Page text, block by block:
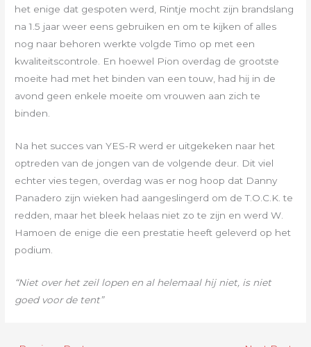
het enige dat gespoten werd, Rintje mocht zijn brandslang
na 1.5 jaar weer eens gebruiken en om te kijken of alles
nog naar behoren werkte volgde Timo op met een
kwaliteitscontrole. En hoewel Pion overdag de grootste
moeite had met het binden van een touw, had hij in de
avond geen enkele moeite om vrouwen aan zich te
binden.
Na het succes van YES-R werd er uitgekeken naar het
optreden van de jongen van de volgende deur. Dit viel
echter vies tegen, overdag was er nog hoop dat Danny
Panadero zijn wieken had aangeslingerd om de T.O.C.K. te
redden, maar het bleek helaas niet zo te zijn en werd W.
Hamoen de enige die een prestatie heeft geleverd op het
podium.
“Niet over het zeil lopen en al helemaal hij niet, is niet
goed voor de tent”